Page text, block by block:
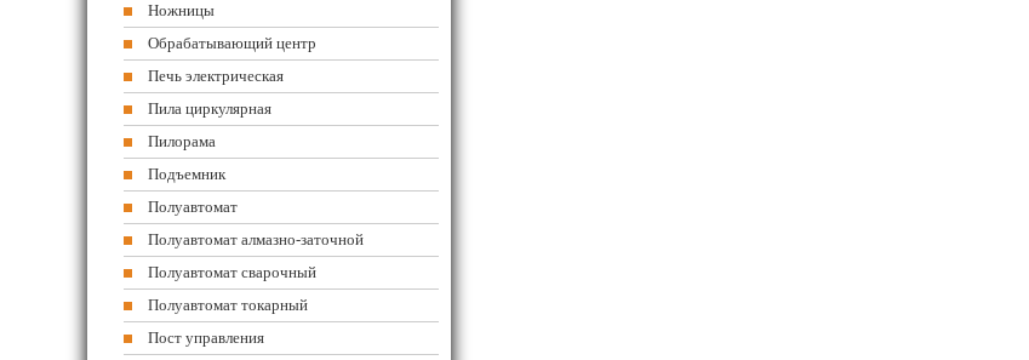
Ножницы
Обрабатывающий центр
Печь электрическая
Пила циркулярная
Пилорама
Подъемник
Полуавтомат
Полуавтомат алмазно-заточной
Полуавтомат сварочный
Полуавтомат токарный
Пост управления